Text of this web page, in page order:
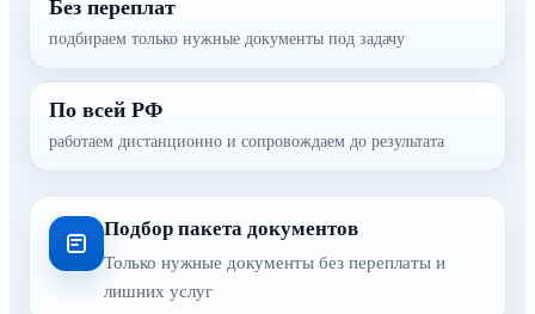
Без переплат
подбираем только нужные документы под задачу
По всей РФ
работаем дистанционно и сопровождаем до результата
Подбор пакета документов
Только нужные документы без переплаты и
лишних услуг